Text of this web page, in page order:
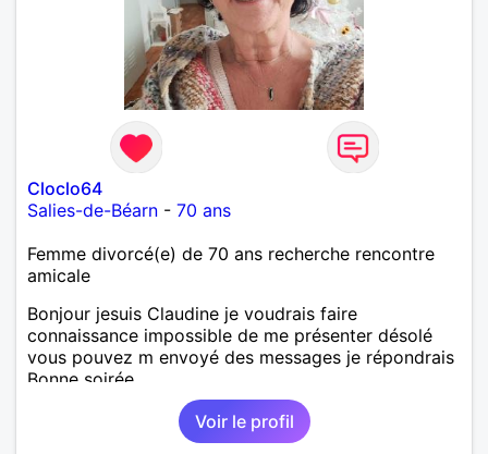
Cloclo64
Salies-de-Béarn - 70 ans
Femme divorcé(e) de 70 ans recherche rencontre
amicale
Bonjour jesuis Claudine je voudrais faire
connaissance impossible de me présenter désolé
vous pouvez m envoyé des messages je répondrais
Bonne soirée
Voir le profil